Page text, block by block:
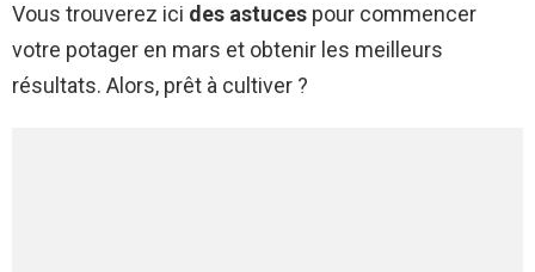
Vous trouverez ici des astuces pour commencer
votre potager en mars et obtenir les meilleurs
résultats. Alors, prêt à cultiver ?